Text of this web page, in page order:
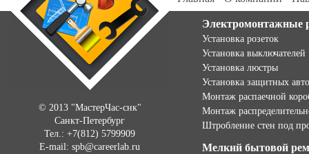
© 2013 "МастерЧас-снк"
Санкт-Петербург
Тел.: +7(812) 5799909
E-mail: spb@careerlab.ru
Электромонтажные
Установка розеток
Установка выключателей
Установка люстры
Установка защитных
Монтаж распаечной
Монтаж
Штробление стен под
Мелкий бытовой